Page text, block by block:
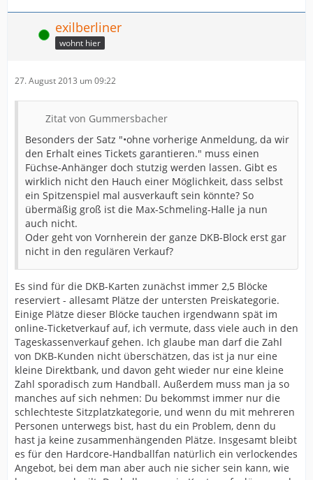
Online exilberliner
wohnt hier
27. August 2013 um 09:22
Zitat von Gummersbacher
Besonders der Satz "•ohne vorherige Anmeldung, da wir
den Erhalt eines Tickets garantieren." muss einen
Füchse-Anhänger doch stutzig werden lassen. Gibt es
wirklich nicht den Hauch einer Möglichkeit, dass selbst
ein Spitzenspiel mal ausverkauft sein könnte? So
übermäßig groß ist die Max-Schmeling-Halle ja nun
auch nicht.
Oder geht von Vornherein der ganze DKB-Block erst gar
nicht in den regulären Verkauf?
Es sind für die DKB-Karten zunächst immer 2,5 Blöcke
reserviert - allesamt Plätze der untersten Preiskategorie.
Einige Plätze dieser Blöcke tauchen irgendwann spät im
online-Ticketverkauf auf, ich vermute, dass viele auch in den
Tageskassenverkauf gehen. Ich glaube man darf die Zahl
von DKB-Kunden nicht überschätzen, das ist ja nur eine
kleine Direktbank, und davon geht wieder nur eine kleine
Zahl sporadisch zum Handball. Außerdem muss man ja so
manches auf sich nehmen: Du bekommst immer nur die
schlechteste Sitzplatzkategorie, und wenn du mit mehreren
Personen unterwegs bist, hast du ein Problem, denn du
hast ja keine zusammenhängenden Plätze. Insgesamt bleibt
es für den Hardcore-Handballfan natürlich ein verlockendes
Angebot, bei dem man aber auch nie sicher sein kann, wie